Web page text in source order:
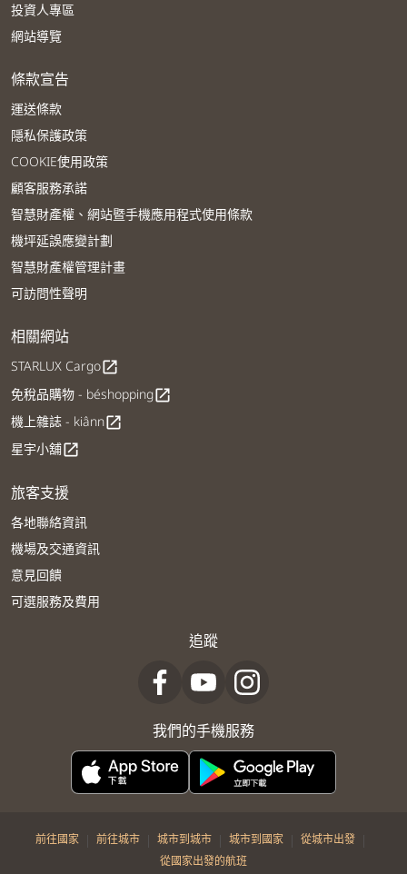
投資人專區
網站導覽
條款宣告
運送條款
隱私保護政策
COOKIE使用政策
顧客服務承諾
智慧財產權、網站暨手機應用程式使用條款
機坪延誤應變計劃
智慧財產權管理計畫
可訪問性聲明
相關網站
STARLUX Cargoopen_in_new
免稅品購物 - béshoppingopen_in_new
機上雜誌 - kiânnopen_in_new
星宇小舖open_in_new
旅客支援
各地聯絡資訊
機場及交通資訊
意見回饋
可選服務及費用
追蹤
我們的手機服務
前往國家 | 前往城市 | 城市到城市 | 城市到國家 | 從城市出發 |
從國家出發的航班